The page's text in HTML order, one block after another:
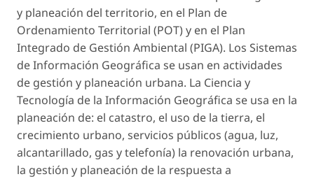
y planeación del territorio, en el Plan de
Ordenamiento Territorial (POT) y en el Plan
Integrado de Gestión Ambiental (PIGA). Los Sistemas
de Información Geográfica se usan en actividades
de gestión y planeación urbana. La Ciencia y
Tecnología de la Información Geográfica se usa en la
planeación de: el catastro, el uso de la tierra, el
crecimiento urbano, servicios públicos (agua, luz,
alcantarillado, gas y telefonía) la renovación urbana,
la gestión y planeación de la respuesta a